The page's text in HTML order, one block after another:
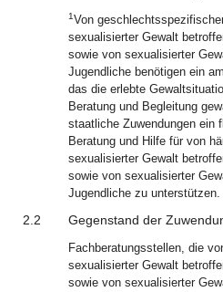
1Von
sexualisierter Gewalt
sowie von sexualisierter
Jugendliche benötigen ein
das die erlebte
Beratung und Begleitung
staatliche Zuwendungen ein
Beratung und Hilfe für von
sexualisierter Gewalt
sowie von sexualisierter
Jugendliche zu unterstützen.
2.2 Gegenstand der
Fachberatungsstellen, die
sexualisierter Gewalt
sowie von sexualisierter